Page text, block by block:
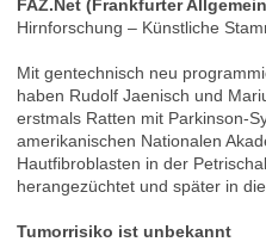
FAZ.Net (Frankfurter
Hirnforschung – Künstliche
Mit gentechnisch neu
haben Rudolf Jaenisch und
erstmals Ratten mit Parkinson-
amerikanischen Nationalen
Hautfibroblasten in der
herangezüchtet und später in
Tumorrisiko ist unbekannt